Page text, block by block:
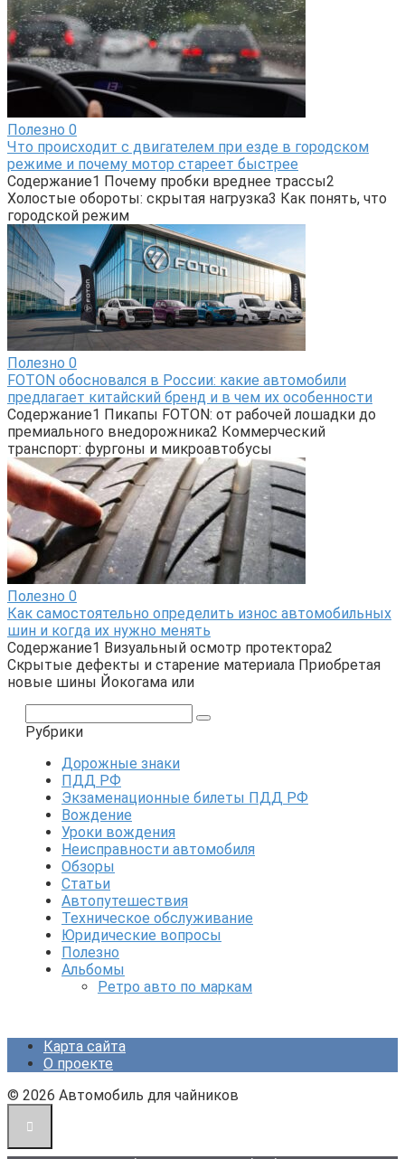
Полезно 0
Что происходит с двигателем при езде в городском
режиме и почему мотор стареет быстрее
Содержание1 Почему пробки вреднее трассы2
Холостые обороты: скрытая нагрузка3 Как понять, что
городской режим
Полезно 0
FOTON обосновался в России: какие автомобили
предлагает китайский бренд и в чем их особенности
Содержание1 Пикапы FOTON: от рабочей лошадки до
премиального внедорожника2 Коммерческий
транспорт: фургоны и микроавтобусы
Полезно 0
Как самостоятельно определить износ автомобильных
шин и когда их нужно менять
Содержание1 Визуальный осмотр протектора2
Скрытые дефекты и старение материала Приобретая
новые шины Йокогама или
Рубрики
Дорожные знаки
ПДД РФ
Экзаменационные билеты ПДД РФ
Вождение
Уроки вождения
Неисправности автомобиля
Обзоры
Статьи
Автопутешествия
Техническое обслуживание
Юридические вопросы
Полезно
Альбомы
Ретро авто по маркам
Карта сайта
О проекте
© 2026 Автомобиль для чайников